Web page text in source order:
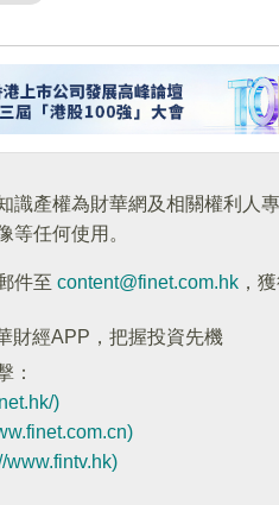
識產權為財華網及相關權利人
等任何使用。
件至 content@finet.com.hk ，
財經APP，把握投資先機
：
)
www.fintv.hk)